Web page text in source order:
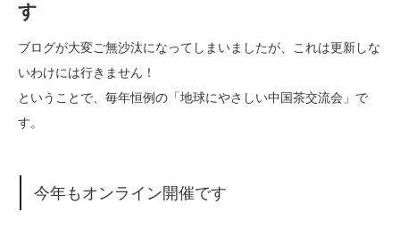
す
ブログが大変ご無沙汰になってしまいましたが、これは更新しな
いわけには行きません！
ということで、毎年恒例の「地球にやさしい中国茶交流会」で
す。
今年もオンライン開催です